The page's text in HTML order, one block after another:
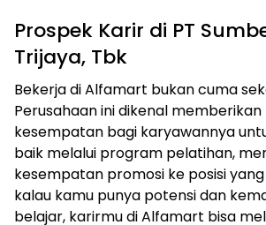
Prospek Karir di PT
Trijaya, Tbk
Bekerja di Alfamart bukan cuma
Perusahaan ini dikenal
kesempatan bagi karyawannya
baik melalui program pelatihan,
kesempatan promosi ke posisi
kalau kamu punya potensi dan
belajar, karirmu di Alfamart bisa